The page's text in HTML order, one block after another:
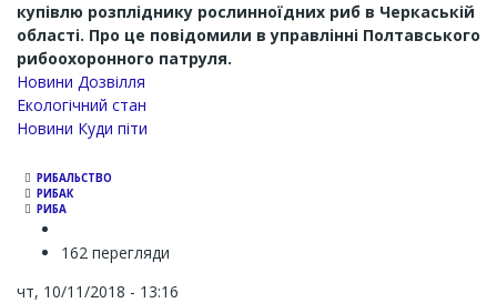
купівлю розпліднику рослинноїдних риб в Черкаській
області. Про це повідомили в управлінні Полтавського
рибоохоронного патруля.
Новини Дозвілля
Екологічний стан
Новини Куди піти
РИБАЛЬСТВО
РИБАК
РИБА
162 перегляди
чт, 10/11/2018 - 13:16